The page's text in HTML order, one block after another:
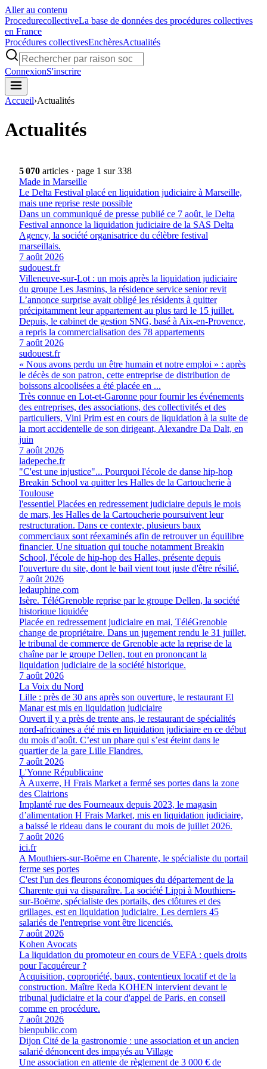
Aller au contenu
ProcedurecollectiveLa base de données des procédures collectives
en France
Procédures collectivesEnchèresActualités
ConnexionS'inscrire
Accueil›Actualités
Actualités
5 070 articles · page 1 sur 338
Made in Marseille
Le Delta Festival placé en liquidation judiciaire à Marseille,
mais une reprise reste possible
Dans un communiqué de presse publié ce 7 août, le Delta
Festival annonce la liquidation judiciaire de la SAS Delta
Agency, la société organisatrice du célèbre festival
marseillais.
7 août 2026
sudouest.fr
Villeneuve-sur-Lot : un mois après la liquidation judiciaire
du groupe Les Jasmins, la résidence service senior revit
L’annonce surprise avait obligé les résidents à quitter
précipitamment leur appartement au plus tard le 15 juillet.
Depuis, le cabinet de gestion SNG, basé à Aix-en-Provence,
a repris la commercialisation des 78 appartements
7 août 2026
sudouest.fr
« Nous avons perdu un être humain et notre emploi » : après
le décès de son patron, cette entreprise de distribution de
boissons alcoolisées a été placée en ...
Très connue en Lot-et-Garonne pour fournir les événements
des entreprises, des associations, des collectivités et des
particuliers, Vini Prim est en cours de liquidation à la suite de
la mort accidentelle de son dirigeant, Alexandre Da Dalt, en
juin
7 août 2026
ladepeche.fr
"C'est une injustice"... Pourquoi l'école de danse hip-hop
Breakin School va quitter les Halles de la Cartoucherie à
Toulouse
l'essentiel Placées en redressement judiciaire depuis le mois
de mars, les Halles de la Cartoucherie poursuivent leur
restructuration. Dans ce contexte, plusieurs baux
commerciaux sont réexaminés afin de retrouver un équilibre
financier. Une situation qui touche notamment Breakin
School, l'école de hip-hop des Halles, présente depuis
l'ouverture du site, dont le bail vient tout juste d'être résilié.
7 août 2026
ledauphine.com
Isère. TéléGrenoble reprise par le groupe Dellen, la société
historique liquidée
Placée en redressement judiciaire en mai, TéléGrenoble
change de propriétaire. Dans un jugement rendu le 31 juillet,
le tribunal de commerce de Grenoble acte la reprise de la
chaîne par le groupe Dellen, tout en prononçant la
liquidation judiciaire de la société historique.
7 août 2026
La Voix du Nord
Lille : près de 30 ans après son ouverture, le restaurant El
Manar est mis en liquidation judiciaire
Ouvert il y a près de trente ans, le restaurant de spécialités
nord-africaines a été mis en liquidation judiciaire en ce début
du mois d’août. C’est un phare qui s’est éteint dans le
quartier de la gare Lille Flandres.
7 août 2026
L'Yonne Républicaine
À Auxerre, H Frais Market a fermé ses portes dans la zone
des Clairions
Implanté rue des Fourneaux depuis 2023, le magasin
d’alimentation H Frais Market, mis en liquidation judiciaire,
a baissé le rideau dans le courant du mois de juillet 2026.
7 août 2026
ici.fr
A Mouthiers-sur-Boëme en Charente, le spécialiste du portail
ferme ses portes
C'est l'un des fleurons économiques du département de la
Charente qui va disparaître. La société Lippi à Mouthiers-
sur-Boëme, spécialiste des portails, des clôtures et des
grillages, est en liquidation judiciaire. Les derniers 45
salariés de l'entreprise vont être licenciés.
7 août 2026
Kohen Avocats
La liquidation du promoteur en cours de VEFA : quels droits
pour l'acquéreur ?
Acquisition, copropriété, baux, contentieux locatif et de la
construction. Maître Reda KOHEN intervient devant le
tribunal judiciaire et la cour d'appel de Paris, en conseil
comme en procédure.
7 août 2026
bienpublic.com
Dijon Cité de la gastronomie : une association et un ancien
salarié dénoncent des impayés au Village
Une association en attente de règlement de 3 000 € de